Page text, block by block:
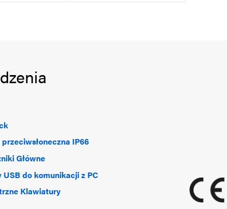
przeciwsłoneczna IP66
Główne
USB do komunikacji z PC
Klawiatury